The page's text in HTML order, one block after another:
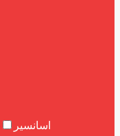
اسانسير